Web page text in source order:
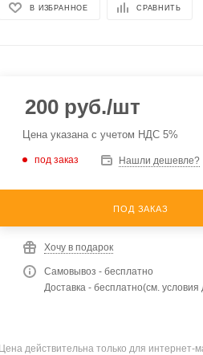
В ИЗБРАННОЕ СРАВНИТЬ
200 руб./шт
Цена указана с учетом НДС 5%
под заказ Нашли дешевле?
ПОД ЗАКАЗ
Хочу в подарок
Самовывоз - бесплатно
Доставка - бесплатно(см. условия
Цена действительна только для интернет-